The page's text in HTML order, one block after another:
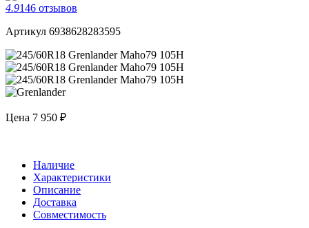
4.9146 отзывов
Артикул 6938628283595
Цена 7 950 ₽
Наличие
Характеристики
Описание
Доставка
Совместимость